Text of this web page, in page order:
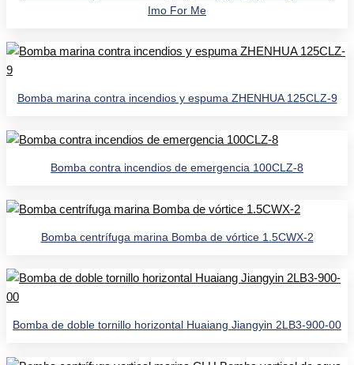
Imo For Me
Bomba marina contra incendios y espuma ZHENHUA 125CLZ-9
Bomba contra incendios de emergencia 100CLZ-8
Bomba centrífuga marina Bomba de vórtice 1.5CWX-2
Bomba de doble tornillo horizontal Huaiang Jiangyin 2LB3-900-00